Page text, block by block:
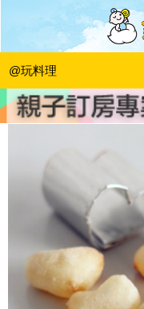
@玩料理
大人小孩難以
咩媽碎碎念